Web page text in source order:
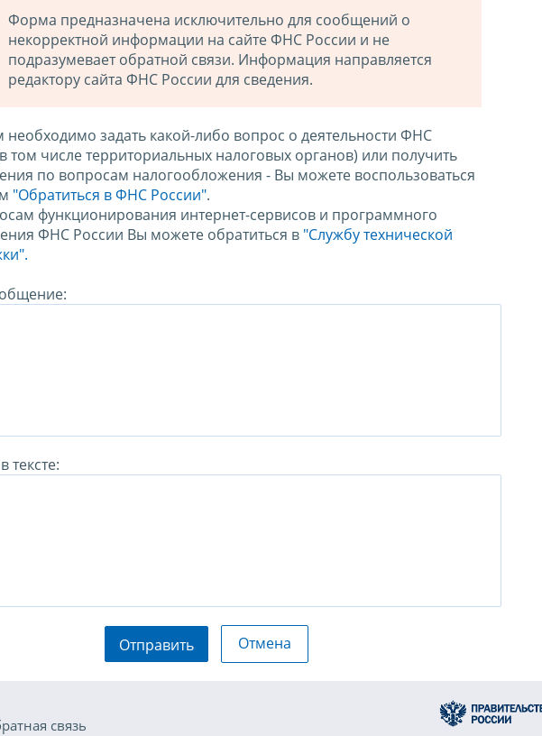
Форма предназначена исключительно для сообщений о
некорректной информации на сайте ФНС России и не
подразумевает обратной связи. Информация направляется
редактору сайта ФНС России для сведения.
необходимо задать какой-либо вопрос о деятельности ФНС
том числе территориальных налоговых органов) или получить
по вопросам налогообложения - Вы можете воспользоваться
"Обратиться в ФНС России".
функционирования интернет-сервисов и программного
ФНС России Вы можете обратиться в "Службу технической
тексте:
Отправить Отмена
связь